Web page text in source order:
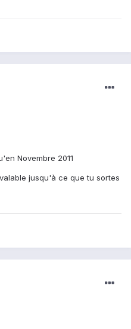
Novembre 2011
jusqu'à ce que tu sortes